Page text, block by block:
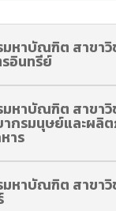
หาบัณฑิต สาขาวิ
อินทรีย์
หาบัณฑิต สาขาวิ
กรมนุษย์และผลิ
าร
หาบัณฑิต สาขาวิ